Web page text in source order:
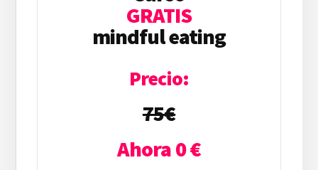
GRATIS
mindful eating
Precio:
75€
Ahora 0 €